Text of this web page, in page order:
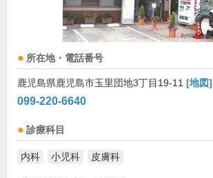
所在地・電話番号
鹿児島県鹿児島市玉里団地3丁目19-11 [地図]
099-220-6640
診療科目
内科 小児科 皮膚科